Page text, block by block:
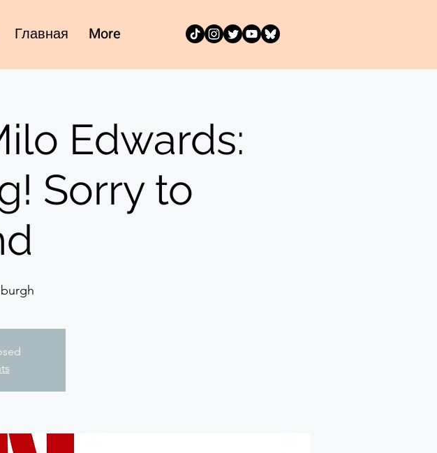
Главная More
Edwards:
Sorry to